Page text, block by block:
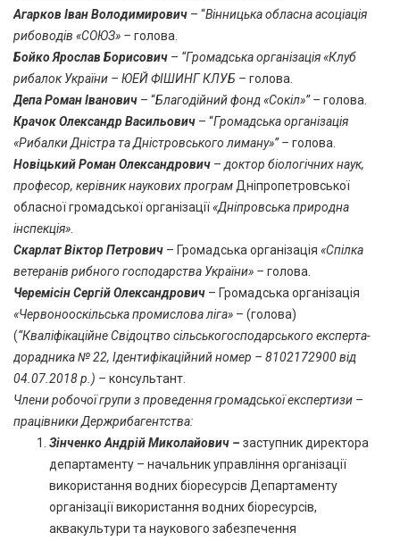
Агарков Іван Володимирович – “Вінницька обласна асоціація
рибоводів «СОЮЗ» – голова.
Бойко Ярослав Борисович – “Громадська організація «Клуб
рибалок України – ЮЕЙ ФІШИНГ КЛУБ – голова.
Депа Роман Іванович – “Благодійний фонд «Сокіл»” – голова.
Крачок Олександр Васильович – “Громадська організація
«Рибалки Дністра та Дністровського лиману»” – голова.
Новіцький Роман Олександрович – доктор біологічних наук,
професор, керівник наукових програм Дніпропетровської
обласної громадської організації«Дніпровська природна
інспекція»
Скарлат Віктор Петрович – Громадська організація «Спілка
ветеранів рибного господарства України» – голова.
Черемісін Сергій Олександрович – Громадська організація
«Червонооскільська промислова ліга» – (голова)
(“Кваліфікаційне Свідоцтво сільськогосподарського експерта-
дорадника № 22, Ідентифікаційний номер – 8102172900 від
04.07.2018 р.) – консультант.
Члени робочої групи з проведення громадської експертизи –
працівники Держрибагентства:
Зінченко Андрій Миколайович – заступник директора
департаменту – начальник управління організації
використання водних біоресурсів Департаменту
організації використання водних біоресурсів,
аквакультури та наукового забезпечення